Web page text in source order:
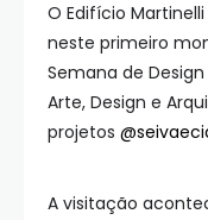
O Edifício
neste primeiro
Semana de
Arte, Design e
projetos
A visitação